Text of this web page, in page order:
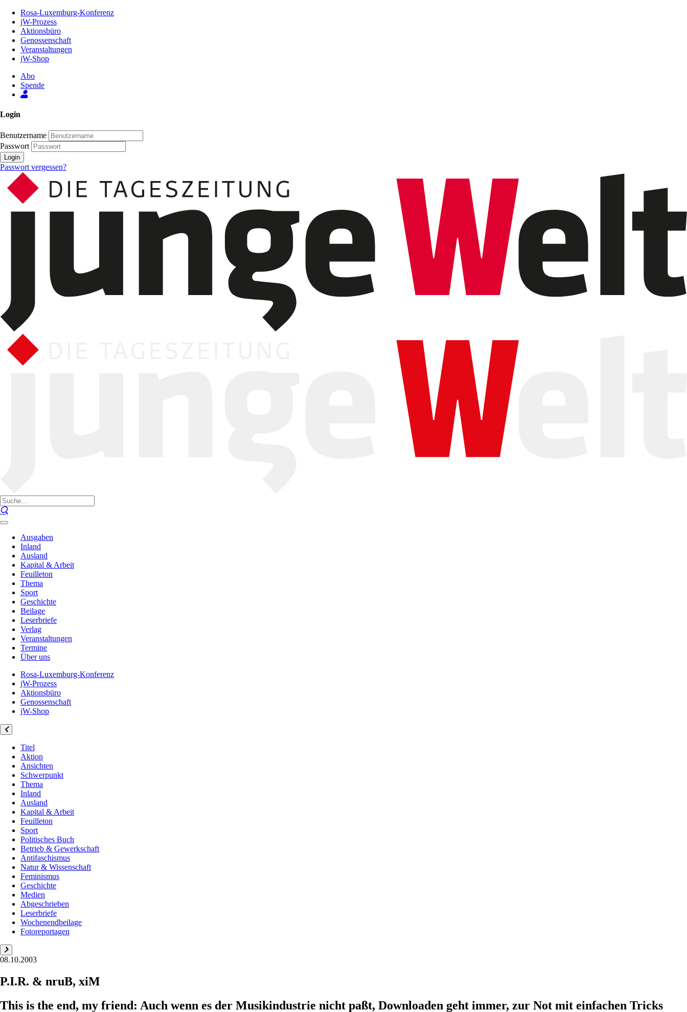
Inhalt
Seite
Rosa-Luxemburg-Konferenz
jW-Prozess
Aktionsbüro
Genossenschaft
Veranstaltungen
jW-Shop
Abo
Spende
Login
Benutzername
Passwort
Login
Passwort vergessen?
Ausgaben
Inland
Ausland
Kapital & Arbeit
Feuilleton
Thema
Sport
Geschichte
Beilage
Leserbriefe
Verlag
Veranstaltungen
Termine
Über uns
Rosa-Luxemburg-Konferenz
jW-Prozess
Aktionsbüro
Genossenschaft
jW-Shop
Titel
Aktion
Ansichten
Schwerpunkt
Thema
Inland
Ausland
Kapital & Arbeit
Feuilleton
Sport
Politisches Buch
Betrieb & Gewerkschaft
Antifaschismus
Natur & Wissenschaft
Feminismus
Geschichte
Medien
Abgeschrieben
Leserbriefe
Wochenendbeilage
Fotoreportagen
08.10.2003
P.I.R. & nruB, xiM
This is the end, my friend: Auch wenn es der Musikindustrie nicht paßt, Downloaden geht immer, zur Not mit einfachen Tricks